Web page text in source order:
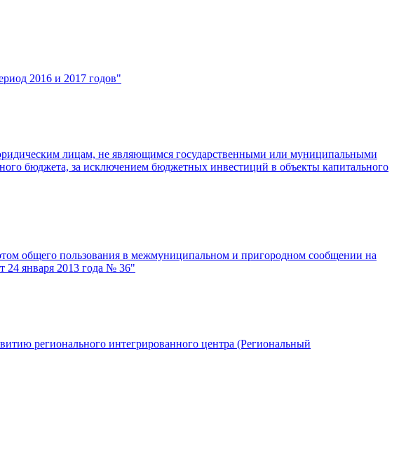
2016 и 2017 годов"
лицам, не являющимся государственными или муниципальными
бюджета, за исключением бюджетных инвестиций в объекты капитального
общего пользования в межмуниципальном и пригородном сообщении на
24 января 2013 года № 36"
регионального интегрированного центра (Региональный